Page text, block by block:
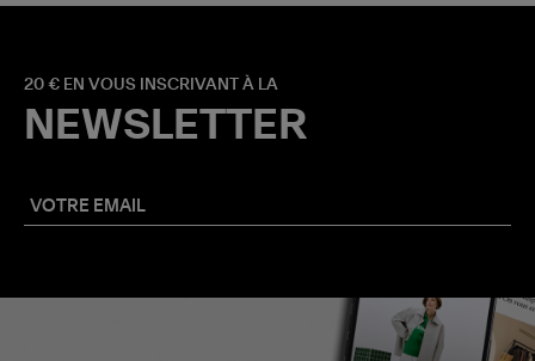
20 € EN VOUS INSCRIVANT À LA
NEWSLETTER